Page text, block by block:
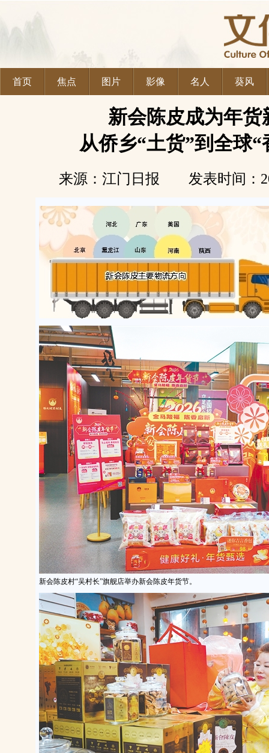
首页 焦点 图片 影像 名人 葵风
新会陈皮成为年货
从侨乡“土货”到全球“
来源：江门日报 发表时间：
新会陈皮村“吴村长”旗舰店举办新会陈皮年货节。